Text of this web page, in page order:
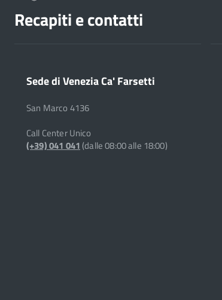
Recapiti e contatti
Sede di Venezia Ca' Farsetti
San Marco 4136
Call Center Unico
(+39) 041 041(dalle 08:00 alle 18:00)